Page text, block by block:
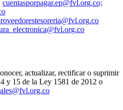
cuentasporpagar.ep@fvl.org.co;
actualizar, rectificar o suprimir
y 15 de la Ley 1581 de 2012 o